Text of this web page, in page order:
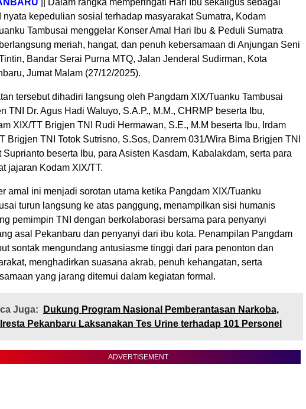
nyata kepedulian sosial terhadap masyarakat Sumatra, Kodam
Tambusai menggelar Konser Amal Hari Ibu & Peduli Sumatra
meriah, hangat, dan penuh kebersamaan di Anjungan Seni
Bandar Serai Purna MTQ, Jalan Jenderal Sudirman, Kota
Jumat Malam (27/12/2025).
tersebut dihadiri langsung oleh Pangdam XIX/Tuanku Tambusai
TNI Dr. Agus Hadi Waluyo, S.A.P., M.M., CHRMP beserta Ibu,
XIX/TT Brigjen TNI Rudi Hermawan, S.E., M.M beserta Ibu, Irdam
Brigjen TNI Totok Sutrisno, S.Sos, Danrem 031/Wira Bima Brigjen TNI
Suprianto beserta Ibu, para Asisten Kasdam, Kabalakdam, serta para
jajaran Kodam XIX/TT.
amal ini menjadi sorotan utama ketika Pangdam XIX/Tuanku
turun langsung ke atas panggung, menampilkan sisi humanis
pemimpin TNI dengan berkolaborasi bersama para penyanyi
asal Pekanbaru dan penyanyi dari ibu kota. Penampilan Pangdam
sontak mengundang antusiasme tinggi dari para penonton dan
menghadirkan suasana akrab, penuh kehangatan, serta
yang jarang ditemui dalam kegiatan formal.
Juga:
Dukung Program Nasional Pemberantasan Narkoba,
Pekanbaru Laksanakan Tes Urine terhadap 101 Personel
ADVERTISEMENT